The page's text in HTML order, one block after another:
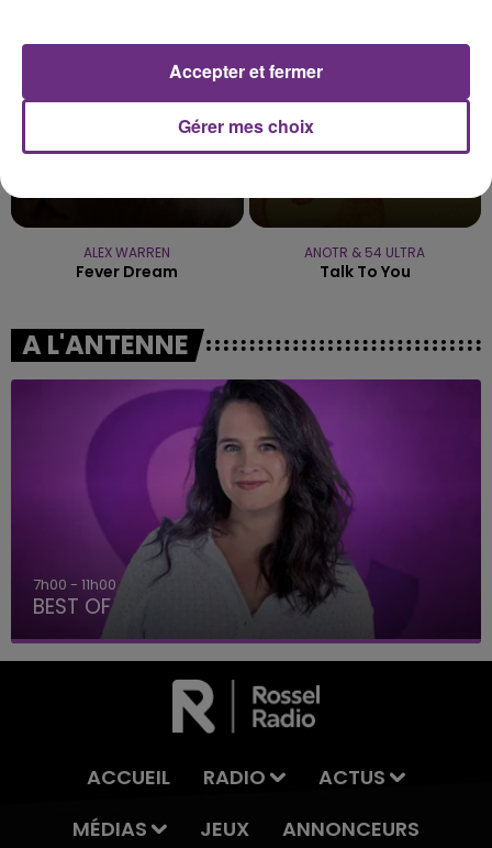
ALEX WARREN
Fever Dream
ANOTR & 54 ULTRA
Talk To You
A L'ANTENNE
7h00 - 11h00
BEST OF
ACCUEIL RADIO
ACTUS
MÉDIAS
JEUX ANNONCEURS
Gérer mes choix
Accepter et fermer